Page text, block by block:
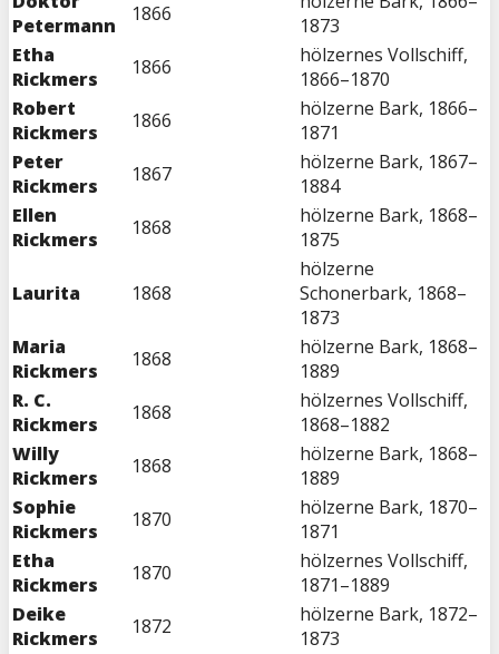
Petermann
1866
1873
Etha
Rickmers
1866
hölzernes Vollschiff,
1866–1870
Robert
Rickmers
1866
hölzerne Bark, 1866–
1871
Peter
Rickmers
1867
hölzerne Bark, 1867–
1884
Ellen
Rickmers
1868
hölzerne Bark, 1868–
1875
Laurita 1868
hölzerne
Schonerbark, 1868–
1873
Maria
Rickmers
1868
hölzerne Bark, 1868–
1889
R. C.
Rickmers
1868
hölzernes Vollschiff,
1868–1882
Willy
Rickmers
1868
hölzerne Bark, 1868–
1889
Sophie
Rickmers
1870
hölzerne Bark, 1870–
1871
Etha
Rickmers
1870
hölzernes Vollschiff,
1871–1889
Deike
Rickmers
1872
hölzerne Bark, 1872–
1873